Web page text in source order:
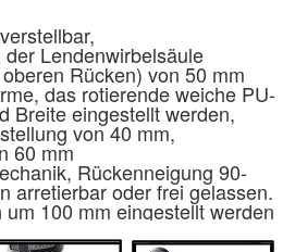
Lendenwirbelsäule
Rücken) von 50 mm
das rotierende weiche PU-
Breite eingestellt werden,
von 40 mm,
60 mm
Rückenneigung 90-
arretierbar oder frei gelassen.
100 mm eingestellt werden